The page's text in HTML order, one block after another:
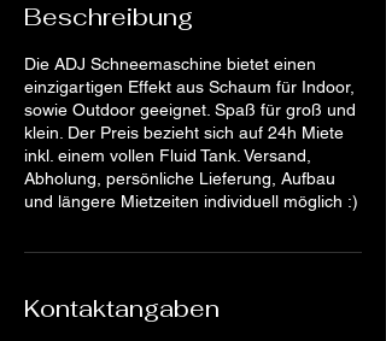
Beschreibung
Die ADJ Schneemaschine bietet einen
einzigartigen Effekt aus Schaum für Indoor,
sowie Outdoor geeignet. Spaß für groß und
klein. Der Preis bezieht sich auf 24h Miete
inkl. einem vollen Fluid Tank. Versand,
Abholung, persönliche Lieferung, Aufbau
und längere Mietzeiten individuell möglich :)
Kontaktangaben